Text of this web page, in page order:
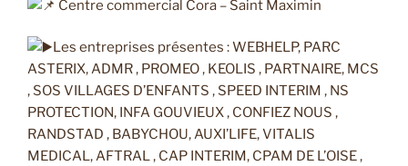
Centre commercial Cora – Saint Maximin
Les entreprises présentes : WEBHELP, PARC
ASTERIX, ADMR , PROMEO , KEOLIS , PARTNAIRE, MCS
, SOS VILLAGES D’ENFANTS , SPEED INTERIM , NS
PROTECTION, INFA GOUVIEUX , CONFIEZ NOUS ,
RANDSTAD , BABYCHOU, AUXI’LIFE, VITALIS
MEDICAL, AFTRAL , CAP INTERIM, CPAM DE L’OISE ,